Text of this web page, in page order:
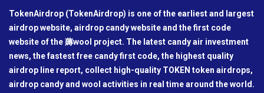
TokenAirdrop (TokenAirdrop) is one of the earliest and largest
airdrop website, airdrop candy website and the first code
website of the 薅wool project. The latest candy air investment
news, the fastest free candy first code, the highest quality
airdrop line report, collect high-quality TOKEN token airdrops,
airdrop candy and wool activities in real time around the world.